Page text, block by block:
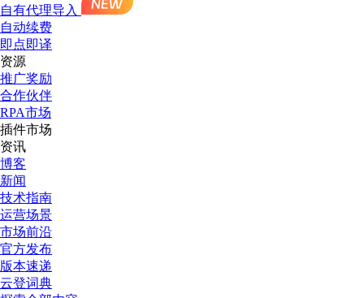
自有代理导入
自动续费
即点即译
资源
推广奖励
合作伙伴
RPA市场
插件市场
资讯
博客
新闻
技术指南
运营场景
市场前沿
官方发布
版本速递
云登词典